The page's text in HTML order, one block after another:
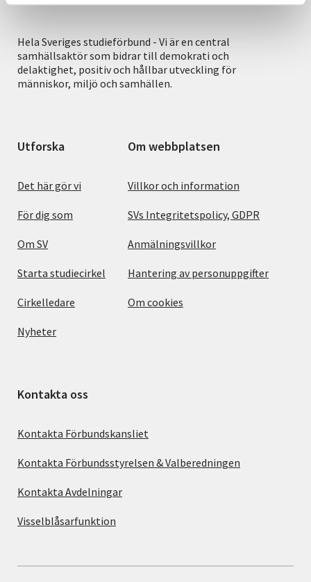
Hela Sveriges studieförbund - Vi är en central
samhällsaktör som bidrar till demokrati och
delaktighet, positiv och hållbar utveckling för
människor, miljö och samhällen.
Utforska
Det här gör vi
För dig som
Om SV
Starta studiecirkel
Cirkelledare
Nyheter
Om webbplatsen
Villkor och information
SVs Integritetspolicy, GDPR
Anmälningsvillkor
Hantering av personuppgifter
Om cookies
Kontakta oss
Kontakta Förbundskansliet
Kontakta Förbundsstyrelsen & Valberedningen
Kontakta Avdelningar
Visselblåsarfunktion